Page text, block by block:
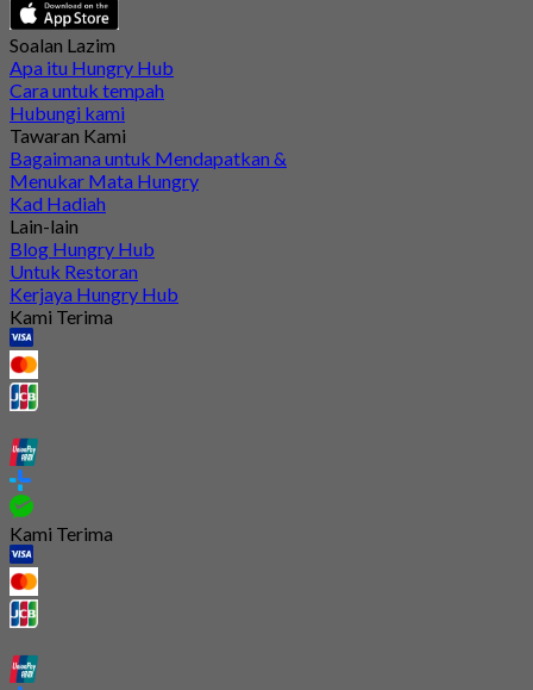
Soalan Lazim
Apa itu Hungry Hub
Cara untuk tempah
Hubungi kami
Tawaran Kami
Bagaimana untuk Mendapatkan &
Menukar Mata Hungry
Kad Hadiah
Lain-lain
Blog Hungry Hub
Untuk Restoran
Kerjaya Hungry Hub
Kami Terima
Kami Terima